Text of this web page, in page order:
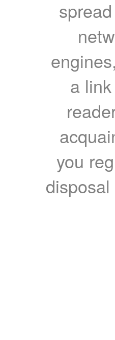
a
you